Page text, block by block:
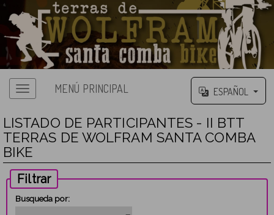
MENÚ PRINCIPAL ESPAÑOL
LISTADO DE PARTICIPANTES - II BTT
TERRAS DE WOLFRAM SANTA COMBA
BIKE
Filtrar
Busqueda por: